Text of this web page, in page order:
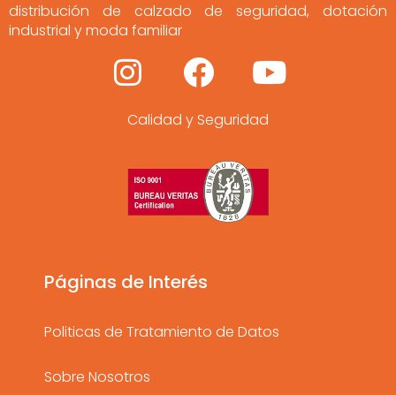
distribución de calzado de seguridad, dotación
industrial y moda familiar
I
n
s
t
a
g
a
m
F
a
c
e
b
o
k
Y
o
u
t
b
Calidad y Seguridad
Páginas de Interés
Politicas de Tratamiento de Datos
Sobre Nosotros